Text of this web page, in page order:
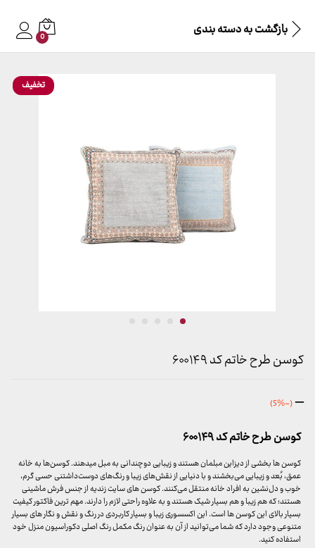
بازگشت بهدسته بندی 0
تخفیف
کوسن طرح خاتم کد ۶۰۰۱۴۹
–محدوده
599,000 تومان
تا
699,000 تومان
(-5%)
کوسن طرح خاتم کد ۶۰۰۱۴۹
کوسن ها بخشی از دیزاین مبلمان هستند و زیبایی دوچندانی به مبل میدهند. کوسن‌ها به خانه
عمق، بُعد و زیبایی می‌بخشند و با دنیایی از نقش‌های زیبا و رنگ‌های دوست‌داشتنی حسی گرم،
خوب و دل‌نشین به افراد خانه منتقل می‌کنند. کوسن های سایت زندیه از جنس فرش ماشینی
هستند؛ که هم زیبا و هم بسیار شیک هستند و به علاوه راحتی لازم را دارند. مهم ترین فاکتور کیفیت
بسیار بالای این کوسن ها است. این اکسسوری زیبا و بسیار کاربردی در رنگ و نقش و نگار های بسیار
متنوعی وجود دارد که شما می‌توانید از آن به عنوان رنگ مکمل رنگ اصلی دکوراسیون منزل خود
استفاده کنید.